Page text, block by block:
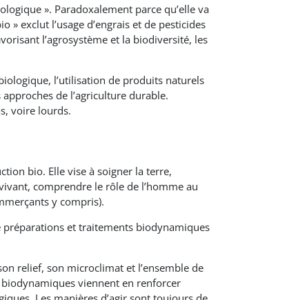
». Paradoxalement parce qu’elle va
» exclut l’usage d’engrais et de pesticides
l’agrosystème et la biodiversité, les
l’utilisation de produits naturels
de l’agriculture durable.
voire lourds.
bio. Elle vise à soigner la terre,
comprendre le rôle de l’homme au
y compris).
et traitements biodynamiques
relief, son microclimat et l’ensemble de
viennent en renforcer